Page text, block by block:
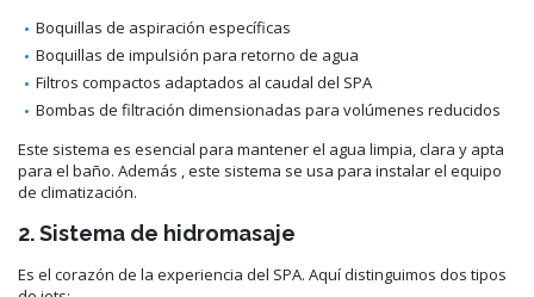
Boquillas de aspiración específicas
Boquillas de impulsión para retorno de agua
Filtros compactos adaptados al caudal del SPA
Bombas de filtración dimensionadas para volúmenes reducidos
Este sistema es esencial para mantener el agua limpia, clara y apta
para el baño. Además , este sistema se usa para instalar el equipo
de climatización.
2. Sistema de hidromasaje
Es el corazón de la experiencia del SPA. Aquí distinguimos dos tipos